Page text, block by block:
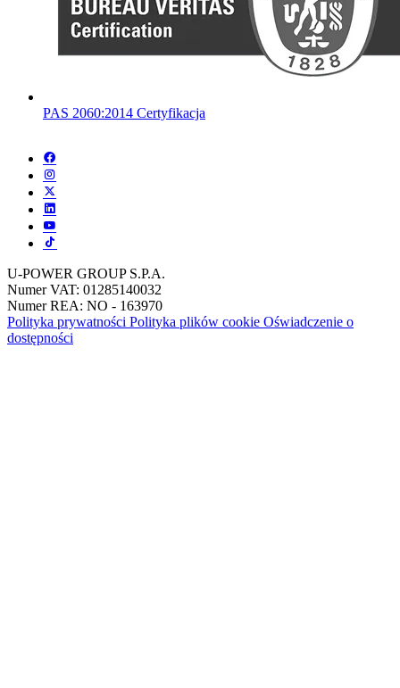
PAS 2060:2014 Certyfikacja
Polityka prywatności Polityka plików cookie Oświadczenie o
dostępności
U-POWER GROUP S.P.A.
Numer VAT: 01285140032
Numer REA: NO - 163970